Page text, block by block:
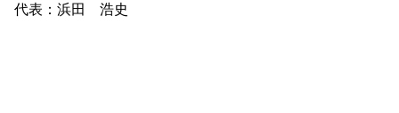
代表：浜田 浩史